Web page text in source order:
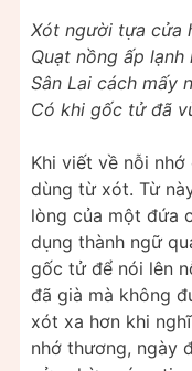
Xót người tựa cửa
Quạt nồng ấp
Sân Lai cách mấy
Có khi gốc tử đã
Khi viết về nỗi nhớ
dùng từ xót. Từ
lòng của một đứa
dụng thành ngữ
gốc tử để nói lên
đã già mà không
xót xa hơn khi
nhớ thương, ngày